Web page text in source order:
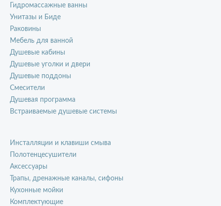
Гидромассажные ванны
Унитазы и Биде
Раковины
Мебель для ванной
Душевые кабины
Душевые уголки и двери
Душевые поддоны
Смесители
Душевая программа
Встраиваемые душевые системы
Инсталляции и клавиши смыва
Полотенцесушители
Аксессуары
Трапы, дренажные каналы, сифоны
Кухонные мойки
Комплектующие